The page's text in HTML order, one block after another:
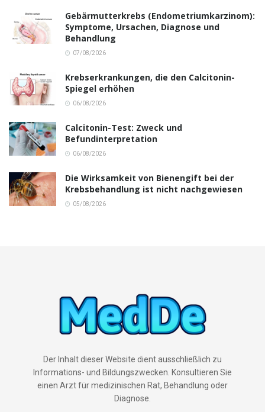
Gebärmutterkrebs (Endometriumkarzinom):
Symptome, Ursachen, Diagnose und
Behandlung
07/08/2026
Krebserkrankungen, die den Calcitonin-
Spiegel erhöhen
06/08/2026
Calcitonin-Test: Zweck und
Befundinterpretation
06/08/2026
Die Wirksamkeit von Bienengift bei der
Krebsbehandlung ist nicht nachgewiesen
05/08/2026
Der Inhalt dieser Website dient ausschließlich zu
Informations- und Bildungszwecken. Konsultieren Sie
einen Arzt für medizinischen Rat, Behandlung oder
Diagnose.